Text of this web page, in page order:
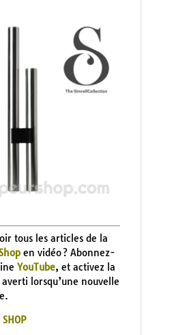
tous les articles de la
en vidéo ? Abonnez-
YouTube, et activez la
lorsqu’une nouvelle